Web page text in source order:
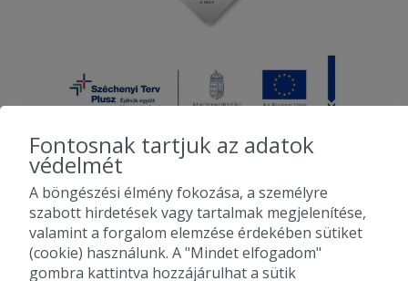
2010-2026 Copyright - Falatozz.hu - Diston-line Kft.
Pizza, gyros, hamburger, menük kedvező áron, egy helyen az összes
étterem ajánlata.
Fontosnak tartjuk az adatok
védelmét
A böngészési élmény fokozása, a személyre
szabott hirdetések vagy tartalmak megjelenítése,
valamint a forgalom elemzése érdekében sütiket
(cookie) használunk. A "Mindet elfogadom"
gombra kattintva hozzájárulhat a sütik